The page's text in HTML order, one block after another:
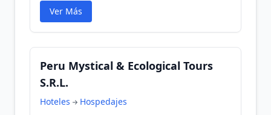
Ver Más
Peru Mystical & Ecological Tours
S.R.L.
Hoteles Hospedajes